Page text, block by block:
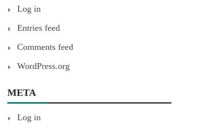
Log in
Entries feed
Comments feed
WordPress.org
META
Log in